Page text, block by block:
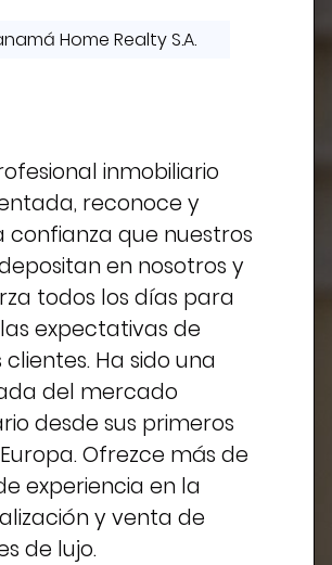
Home Realty S.A.
inmobiliario
reconoce y
confianza que nuestros
en nosotros y
todos los días para
expectativas de
Ha sido una
del mercado
desde sus primeros
Ofrezce más de
experiencia en la
y venta de
de lujo.